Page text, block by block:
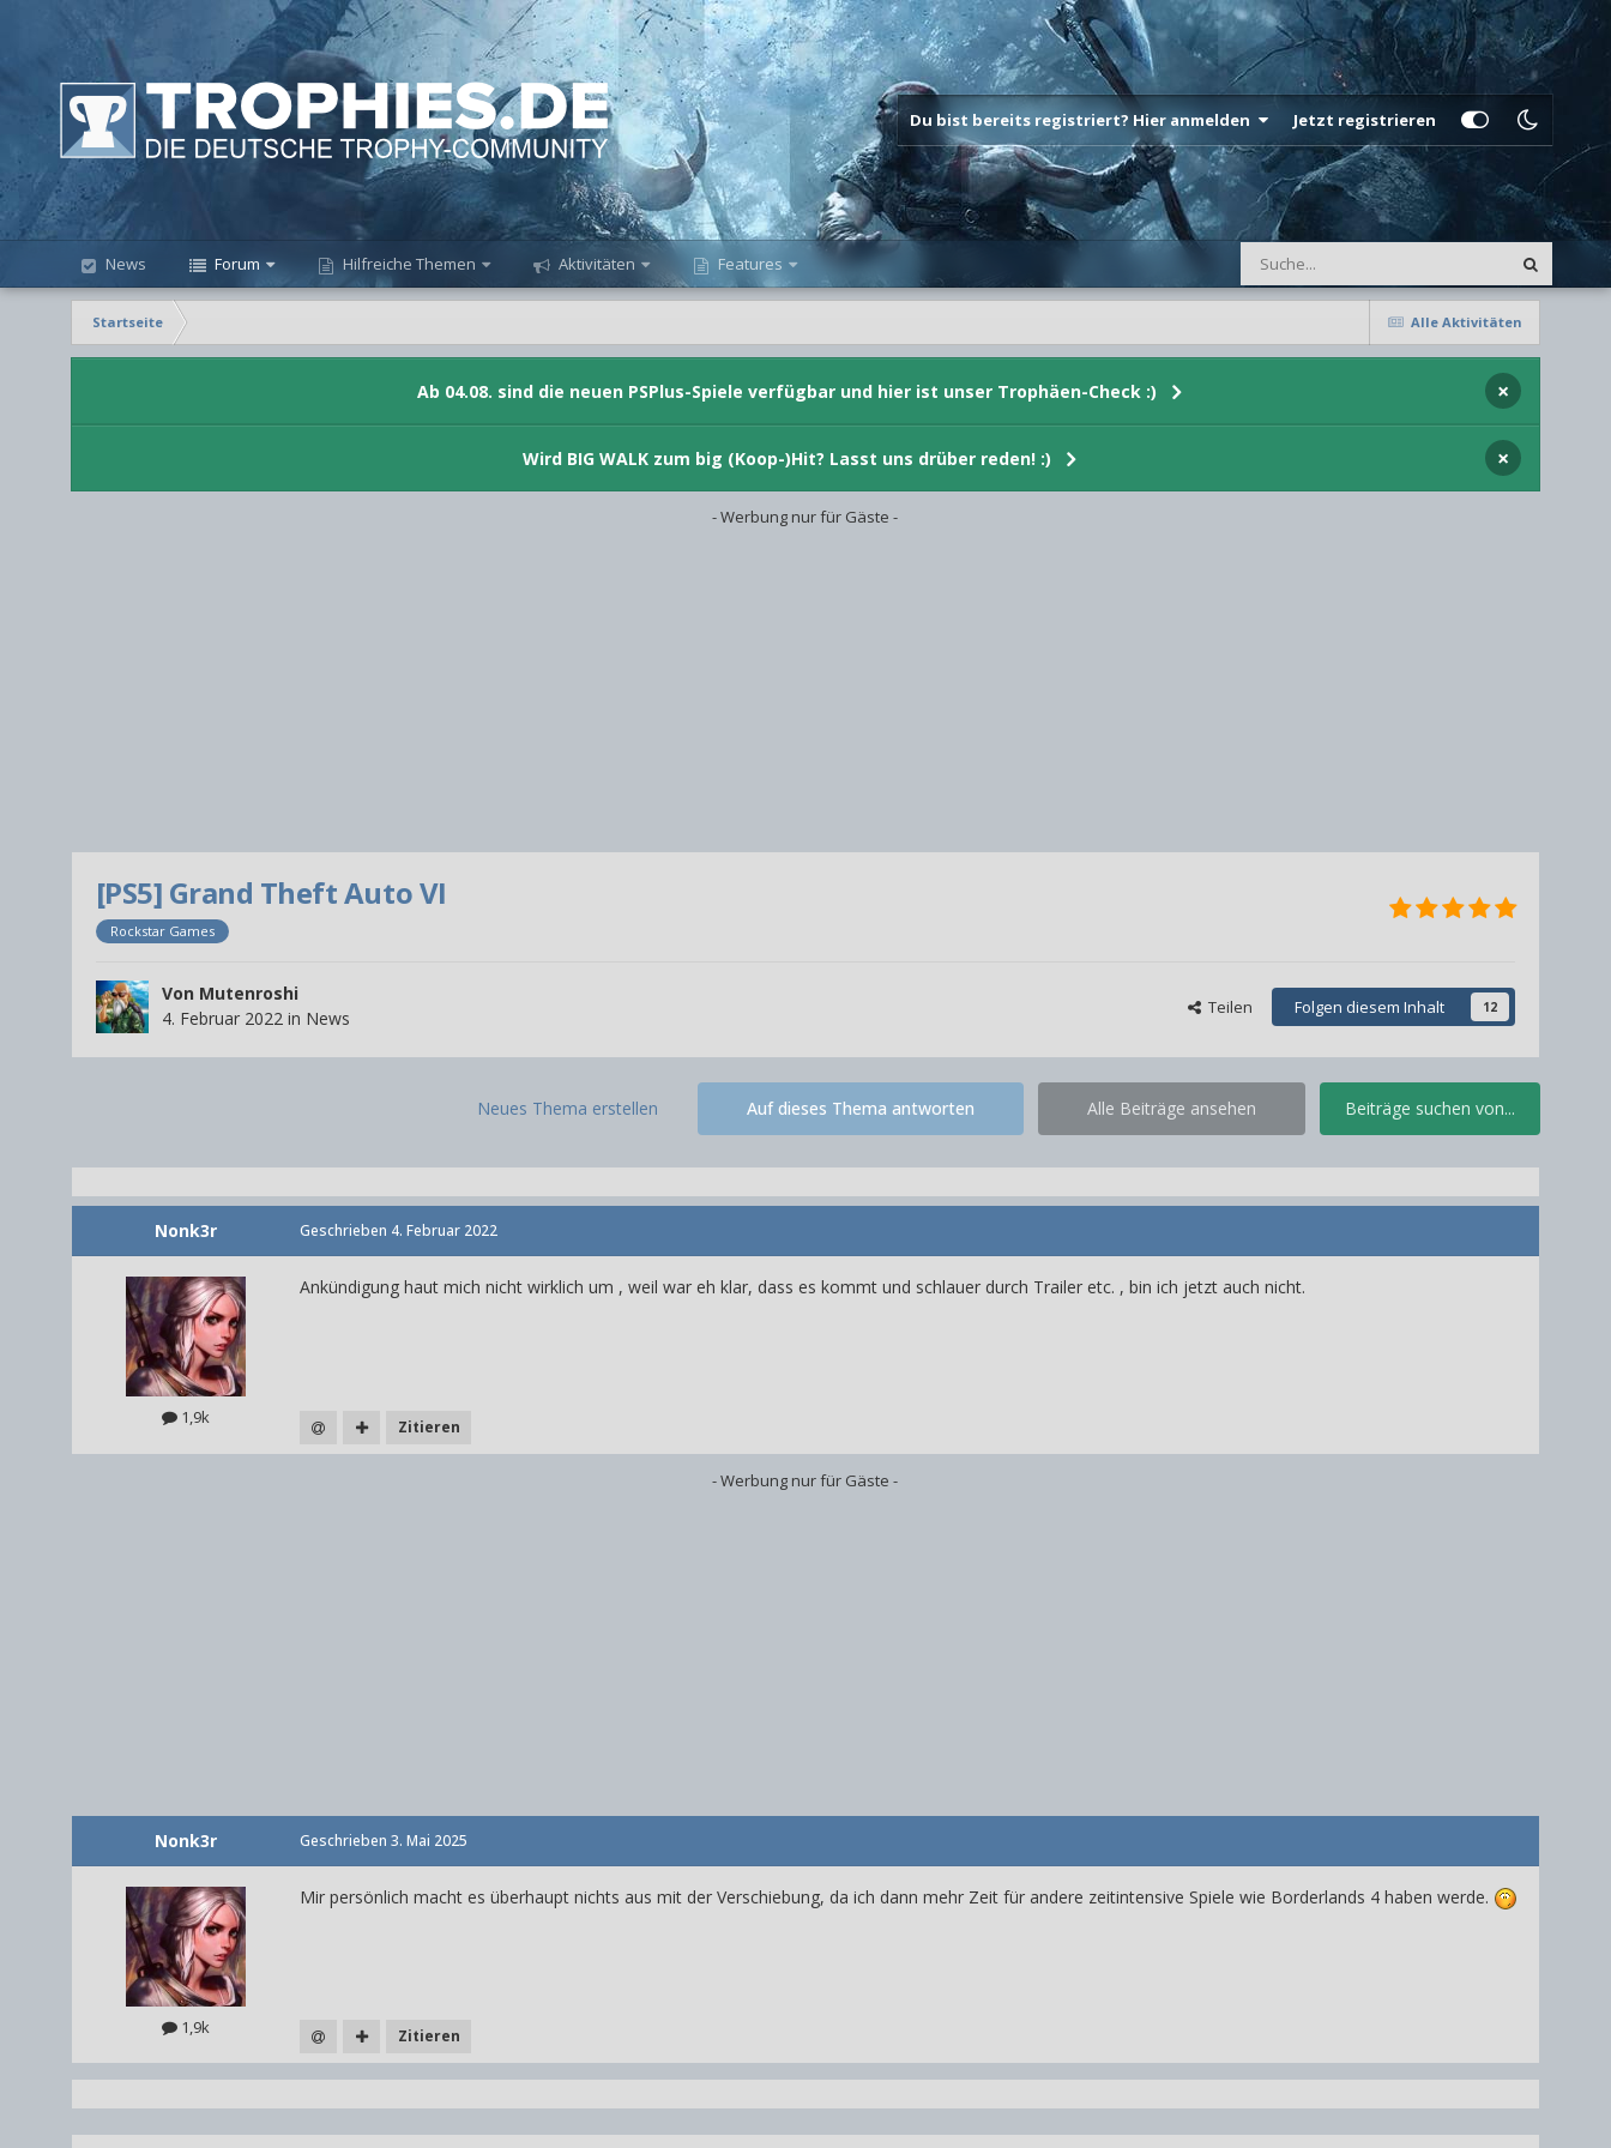
Du bist bereits registriert? Hier anmelden Jetzt registrieren
News Forum Hilfreiche Themen Aktivitäten Features
Alle Aktivitäten
Startseite
Ab 04.08. sind die neuen PSPlus-Spiele verfügbar und hier ist unser Trophäen-Check :) ×
Wird BIG WALK zum big (Koop-)Hit? Lasst uns drüber reden! :) ×
- Werbung nur für Gäste -
[PS5] Grand Theft Auto VI
Rockstar Games
Von Mutenroshi
4. Februar 2022in News Teilen Folgen diesem Inhalt 12
Beiträge suchen von...
Alle Beiträge ansehen
Auf dieses Thema antworten
Neues Thema erstellen
Nonk3r
1,9k
Geschrieben 4. Februar 2022
Ankündigung haut mich nicht wirklich um , weil war eh klar, dass es kommt und schlauer durch Trailer etc. , bin ich jetzt auch nicht.
Zitieren
- Werbung nur für Gäste -
Nonk3r
1,9k
Geschrieben 3. Mai 2025
Mir persönlich macht es überhaupt nichts aus mit der Verschiebung, da ich dann mehr Zeit für andere zeitintensive Spiele wie Borderlands 4 haben werde.
Zitieren